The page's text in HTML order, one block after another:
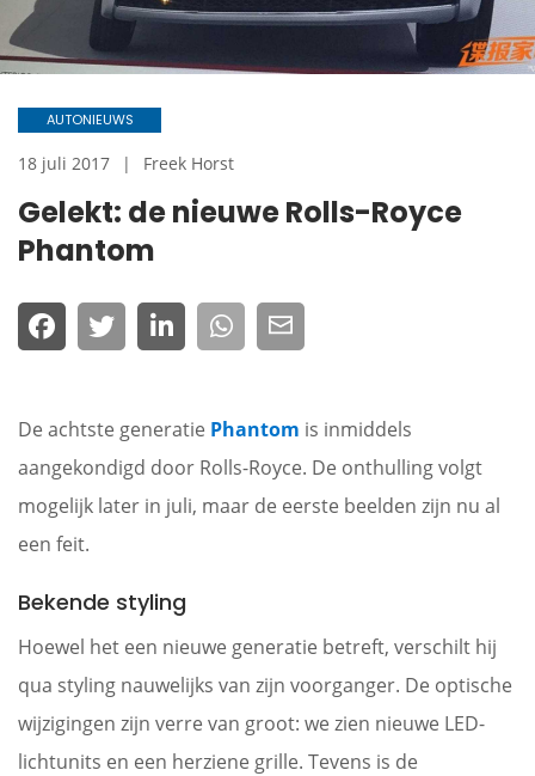
Gelekt: de nieuwe Rolls-Royce
Phantom
AUTONIEUWS
18 juli 2017 Freek Horst
De achtste generatie Phantom is inmiddels
aangekondigd door Rolls-Royce. De onthulling volgt
mogelijk later in juli, maar de eerste beelden zijn nu al
een feit.
Bekende styling
Hoewel het een nieuwe generatie betreft, verschilt hij
qua styling nauwelijks van zijn voorganger. De optische
wijzigingen zijn verre van groot: we zien nieuwe LED-
lichtunits en een herziene grille. Tevens is de